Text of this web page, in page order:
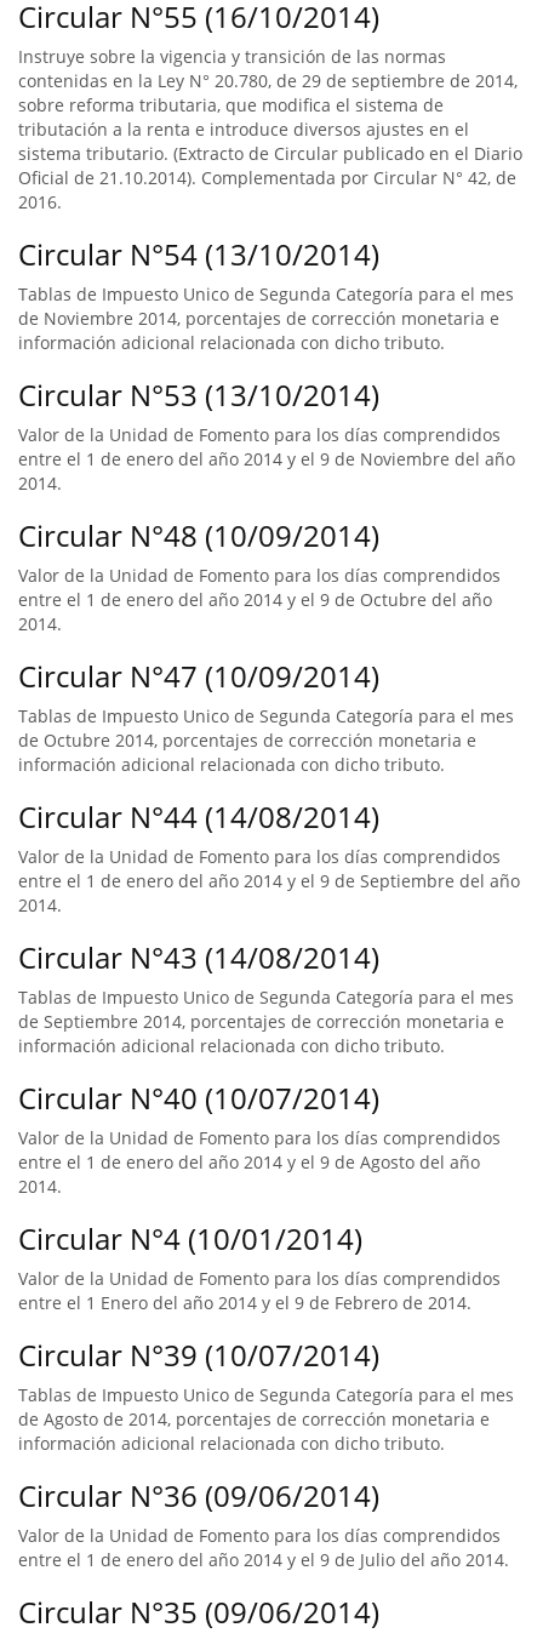
Circular N°55 (16/10/2014)
Instruye sobre la vigencia y transición de las normas
contenidas en la Ley N° 20.780, de 29 de septiembre de 2014,
sobre reforma tributaria, que modifica el sistema de
tributación a la renta e introduce diversos ajustes en el
sistema tributario. (Extracto de Circular publicado en el Diario
Oficial de 21.10.2014). Complementada por Circular N° 42, de
2016.
Circular N°54 (13/10/2014)
Tablas de Impuesto Unico de Segunda Categoría para el mes
de Noviembre 2014, porcentajes de corrección monetaria e
información adicional relacionada con dicho tributo.
Circular N°53 (13/10/2014)
Valor de la Unidad de Fomento para los días comprendidos
entre el 1 de enero del año 2014 y el 9 de Noviembre del año
2014.
Circular N°48 (10/09/2014)
Valor de la Unidad de Fomento para los días comprendidos
entre el 1 de enero del año 2014 y el 9 de Octubre del año
2014.
Circular N°47 (10/09/2014)
Tablas de Impuesto Unico de Segunda Categoría para el mes
de Octubre 2014, porcentajes de corrección monetaria e
información adicional relacionada con dicho tributo.
Circular N°44 (14/08/2014)
Valor de la Unidad de Fomento para los días comprendidos
entre el 1 de enero del año 2014 y el 9 de Septiembre del año
2014.
Circular N°43 (14/08/2014)
Tablas de Impuesto Unico de Segunda Categoría para el mes
de Septiembre 2014, porcentajes de corrección monetaria e
información adicional relacionada con dicho tributo.
Circular N°40 (10/07/2014)
Valor de la Unidad de Fomento para los días comprendidos
entre el 1 de enero del año 2014 y el 9 de Agosto del año
2014.
Circular N°4 (10/01/2014)
Valor de la Unidad de Fomento para los días comprendidos
entre el 1 Enero del año 2014 y el 9 de Febrero de 2014.
Circular N°39 (10/07/2014)
Tablas de Impuesto Unico de Segunda Categoría para el mes
de Agosto de 2014, porcentajes de corrección monetaria e
información adicional relacionada con dicho tributo.
Circular N°36 (09/06/2014)
Valor de la Unidad de Fomento para los días comprendidos
entre el 1 de enero del año 2014 y el 9 de Julio del año 2014.
Circular N°35 (09/06/2014)